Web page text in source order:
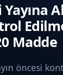
Madde
öncesi